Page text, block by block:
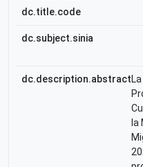
dc.title.code
dc.subject.sinia
dc.description.abstract
la